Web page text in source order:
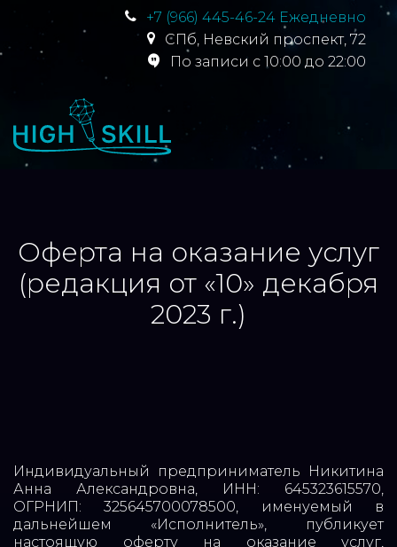
+7 (966) 445-46-24 Ежедневно
СПб, Невский проспект, 72
По записи с 10:00 до 22:00
Оферта на оказание услуг
(редакция от «10» декабря
2023 г.)
Индивидуальный предприниматель Никитина
Анна Александровна, ИНН: 645323615570,
ОГРНИП: 325645700078500, именуемый в
дальнейшем «Исполнитель», публикует
настоящую оферту на оказание услуг,